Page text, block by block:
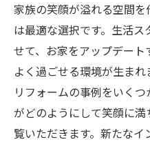
家族の笑顔が溢れる空間
は最適な選択です。生活
せて、お家をアップデー
よく過ごせる環境が生ま
リフォームの事例をいく
がどのようにして笑顔に
覧いただきます。新たな